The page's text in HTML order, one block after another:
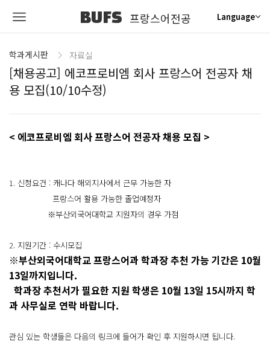
BUFS 프랑스어전공 Language
학과게시판 자료실
[채용공고] 에코프로비엠 회사 프랑스어 전공자 채
용 모집(10/10수정)
< 에코프로비엠 회사 프랑스어 전공자 채용 모집 >
1. 신청요건 : 캐나다 해외지사에서 근무 가능한 자
프랑스어 활용 가능한 졸업예정자
※부산외국어대학교 지원자의 경우 가점
2. 지원기간 : 수시모집
※부산외국어대학교 프랑스어과 학과장 추천 가능 기간은 10월
13일까지입니다.
학과장 추천서가 필요한 지원 학생은 10월 13일 15시까지 학
과 사무실로 연락 바랍니다.
관심 있는 학생들은 다음의 링크에 들어가 확인 후 지원하시면 됩니다.